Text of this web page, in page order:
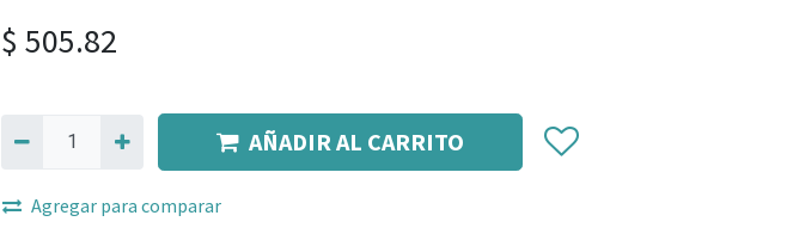
$ 505.82
AÑADIR AL CARRITO
Agregar para comparar